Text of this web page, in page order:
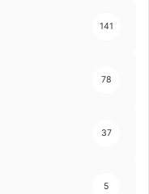
141
78
37
5